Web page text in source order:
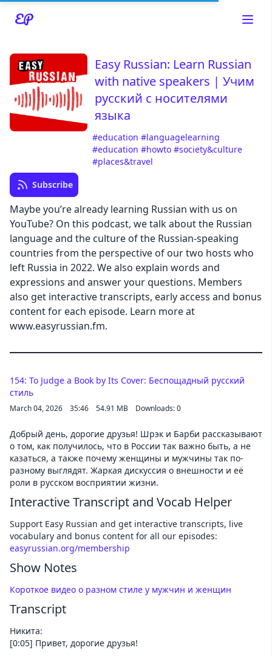
Read about our content policies
Cancel Save
Easy Russian: Learn Russian
with native speakers | Учим
русский с носителями
языка
#education #languagelearning
#education #howto #society&culture
#places&travel
Subscribe
Maybe you’re already learning Russian with us on
YouTube? On this podcast, we talk about the Russian
language and the culture of the Russian-speaking
countries from the perspective of our two hosts who
left Russia in 2022. We also explain words and
expressions and answer your questions. Members
also get interactive transcripts, early access and bonus
content for each episode. Learn more at
www.easyrussian.fm.
Cancel
154: To Judge a Book by Its Cover: Беспощадный русский
стиль
March 04, 2026 35:46 54.91 MB Downloads: 0
Добрый день, дорогие друзья! Шрэк и Барби рассказывают
о том, как получилось, что в России так важно быть, а не
казаться, а также почему женщины и мужчины так по-
разному выглядят. Жаркая дискуссия о внешности и её
роли в русском восприятии жизни.
Interactive Transcript and Vocab Helper
Support Easy Russian and get interactive transcripts, live
vocabulary and bonus content for all our episodes:
easyrussian.org/membership
Show Notes
Короткое видео о разном стиле у мужчин и женщин
Transcript
Никита:
[0:05] Привет, дорогие друзья!